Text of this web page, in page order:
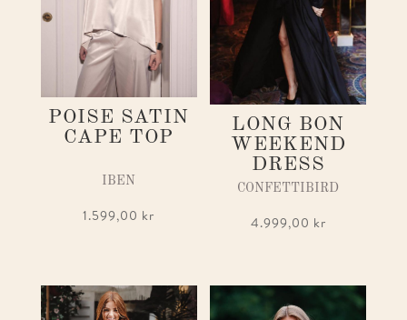
POISE SATIN
CAPE TOP
IBEN
1.599,00 kr
LONG BON
WEEKEND
DRESS
CONFETTIBIRD
4.999,00 kr